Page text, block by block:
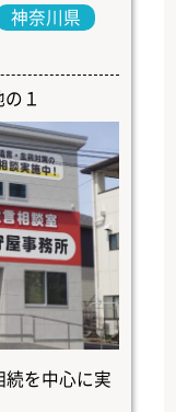
神奈川県
１
続を中心に実